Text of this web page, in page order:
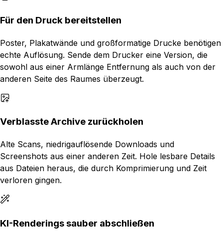
Für den Druck bereitstellen
Poster, Plakatwände und großformatige Drucke benötigen
echte Auflösung. Sende dem Drucker eine Version, die
sowohl aus einer Armlänge Entfernung als auch von der
anderen Seite des Raumes überzeugt.
Verblasste Archive zurückholen
Alte Scans, niedrigauflösende Downloads und
Screenshots aus einer anderen Zeit. Hole lesbare Details
aus Dateien heraus, die durch Komprimierung und Zeit
verloren gingen.
KI-Renderings sauber abschließen